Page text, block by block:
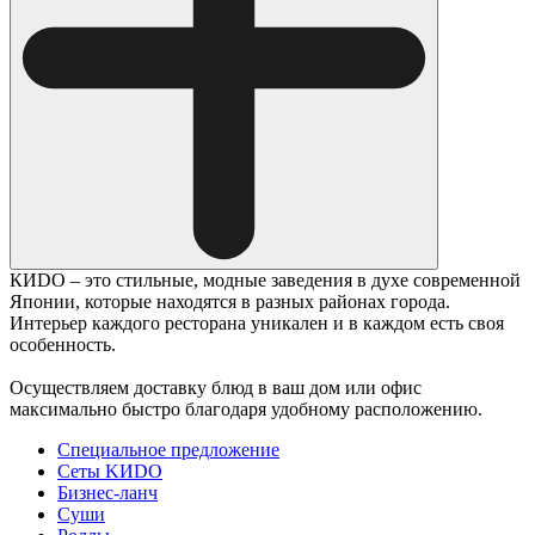
КИDO – это стильные, модные заведения в духе современной
Японии, которые находятся в разных районах города.
Интерьер каждого ресторана уникален и в каждом есть своя
особенность.
Осуществляем доставку блюд в ваш дом или офис
максимально быстро благодаря удобному расположению.
Специальное предложение
Сеты KИDO
Бизнес-ланч
Суши